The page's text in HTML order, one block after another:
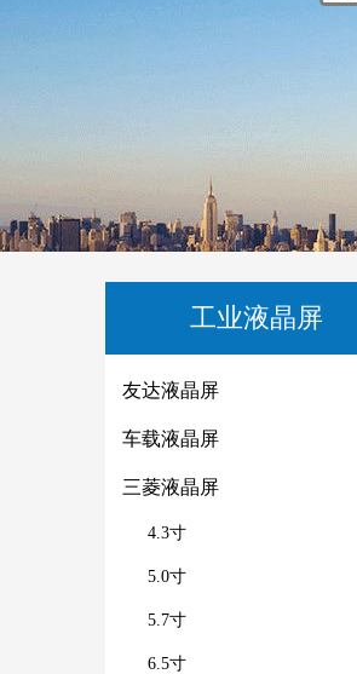
工业液晶屏
友达液晶屏
车载液晶屏
三菱液晶屏
4.3寸
5.0寸
5.7寸
6.5寸